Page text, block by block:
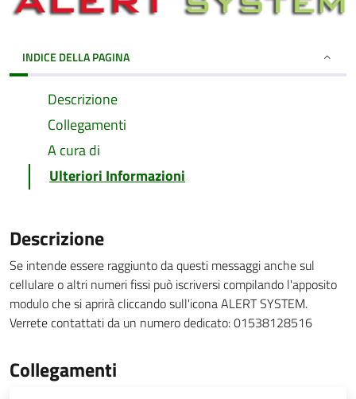
INDICE DELLA PAGINA
Descrizione
Collegamenti
A cura di
Ulteriori Informazioni
Descrizione
Se intende essere raggiunto da questi messaggi anche sul
cellulare o altri numeri fissi può iscriversi compilando l'apposito
modulo che si aprirà cliccando sull'icona ALERT SYSTEM.
Verrete contattati da un numero dedicato: 01538128516
Collegamenti